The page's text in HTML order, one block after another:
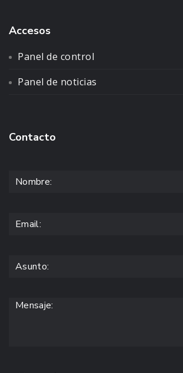
Accesos
Panel de control
Panel de noticias
Contacto